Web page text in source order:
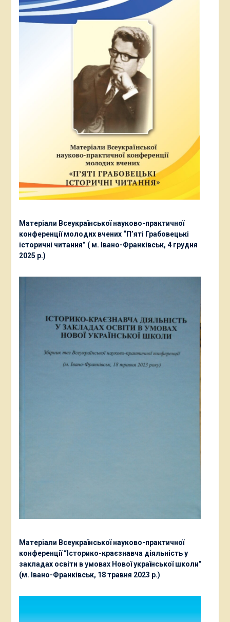
Матеріали Всеукраїнської науково-практичної
конференції молодих вчених “П’яті Грабовецькі
історичні читання” ( м. Івано-Франківськ, 4 грудня
2025 р.)
Матеріали Всеукраїнської науково-практичної
конференції “Історико-краєзнавча діяльність у
закладах освіти в умовах Нової української школи”
(м. Івано-Франківськ, 18 травня 2023 р.)